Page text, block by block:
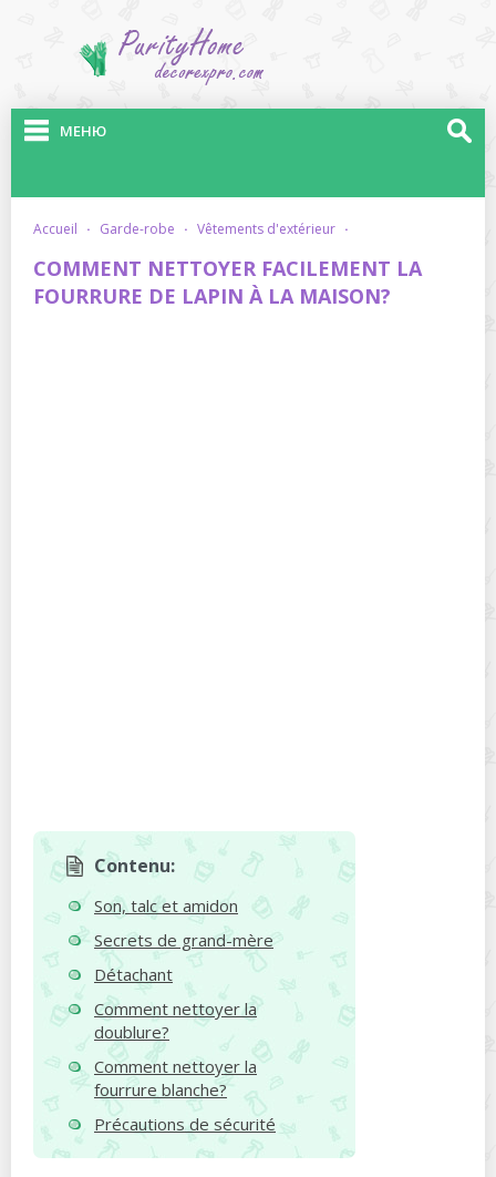
МЕНЮ
accueil · garde-robe · vêtements d'extérieur ·
COMMENT NETTOYER FACILEMENT LA
FOURRURE DE LAPIN À LA MAISON?
Contenu:
Son, talc et amidon
Secrets de grand-mère
Détachant
Comment nettoyer la
doublure?
Comment nettoyer la
fourrure blanche?
Précautions de sécurité